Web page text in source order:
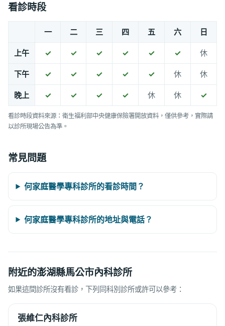
看診時段
一 二 三 四 五 六 日
上午 ✓ ✓ ✓ ✓ ✓ ✓ 休
下午 ✓ ✓ ✓ ✓ ✓ 休 休
晚上 ✓ ✓ ✓ ✓ 休 休 ✓
看診時段資料來源：衛生福利部中央健康保險署開放資料，僅供參考，實際請
以診所現場公告為準。
常見問題
何家庭醫學專科診所的看診時間？
何家庭醫學專科診所的地址與電話？
附近的澎湖縣馬公市內科診所
如果這間診所沒有看診，下列同科別診所或許可以參考：
張維仁內科診所